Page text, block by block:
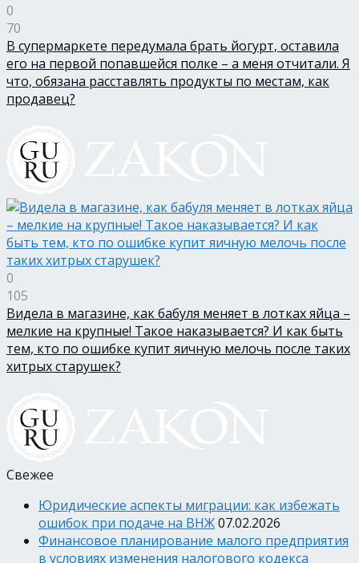
0
70
В супермаркете передумала брать йогурт, оставила
его на первой попавшейся полке – а меня отчитали. Я
что, обязана расставлять продукты по местам, как
продавец?
0
105
Видела в магазине, как бабуля меняет в лотках яйца –
мелкие на крупные! Такое наказывается? И как быть
тем, кто по ошибке купит яичную мелочь после таких
хитрых старушек?
Свежее
Юридические аспекты миграции: как избежать
ошибок при подаче на ВНЖ07.02.2026
Финансовое планирование малого предприятия
в условиях изменения налогового кодекса